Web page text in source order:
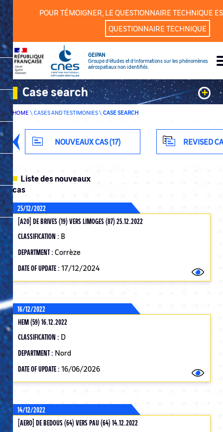
POUR TÉMOIGNER, LE QUESTIONNAIRE TECHNIQUE
QUESTIONNAIRE TECHNIQUE
GEIPAN
Groupe d’études et d’informations sur les phénomènes
aérospatiaux non identifiés.
Case search +
Keywords
Classification
ADVANCED SEARCH
NOUVEAUX CAS (17) REVISED
HOME \ CASES AND TESTIMONIES\ CASE SEARCH
Liste des nouveaux
cas
25/12/2022
[A20] DE BRIVES (19) VERS LIMOGES (87) 25.12.2022
CLASSIFICATION : B
DEPARTMENT : Corrèze
DATE OF UPDATE : 17/12/2024
16/12/2022
HEM (59) 16.12.2022
CLASSIFICATION : D
DEPARTMENT : Nord
DATE OF UPDATE : 16/06/2026
14/12/2022
[AERO] DE BEDOUS (64) VERS PAU (64) 14.12.2022